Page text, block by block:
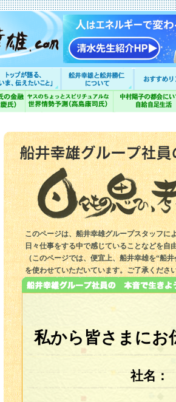
このページは、船井幸雄グループスタッフに
日々仕事をする中で感じていることなどを自
（このページでは、便宜上、船井幸雄を“船
を使わせていただいています。ご了承くださ
私から皆さまにお
社名：